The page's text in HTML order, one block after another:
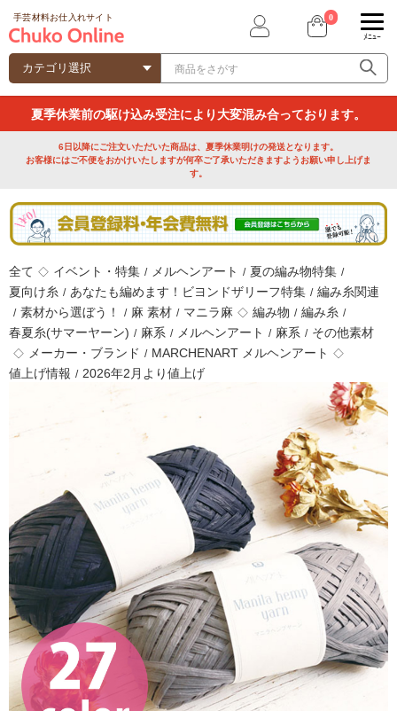
夏季休業前の駆け込み受注により大変混み合っております。
6日以降にご注文いただいた商品は、夏季休業明けの発送となります。
お客様にはご不便をおかけいたしますが何卒ご了承いただきますようお願い申し上げま
す。
全て ◇ イベント・特集 / メルヘンアート / 夏の編み物特集 /
夏向け糸 / あなたも編めます！ビヨンドザリーフ特集 / 編み糸関連
/ 素材から選ぼう！ / 麻 素材 / マニラ麻 ◇ 編み物 / 編み糸 /
春夏糸(サマーヤーン) / 麻系 / メルヘンアート / 麻系 / その他素材
◇ メーカー・ブランド / MARCHENART メルヘンアート ◇
値上げ情報 / 2026年2月より値上げ
手芸材料お仕入れサイト 0
ﾒﾆｭｰ